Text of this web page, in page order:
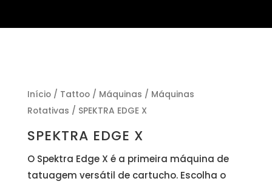
Início/ Tattoo/ Máquinas / Máquinas
Rotativas / SPEKTRA EDGE X
SPEKTRA EDGE X
O Spektra Edge X é a primeira máquina de
tatuagem versátil de cartucho. Escolha o